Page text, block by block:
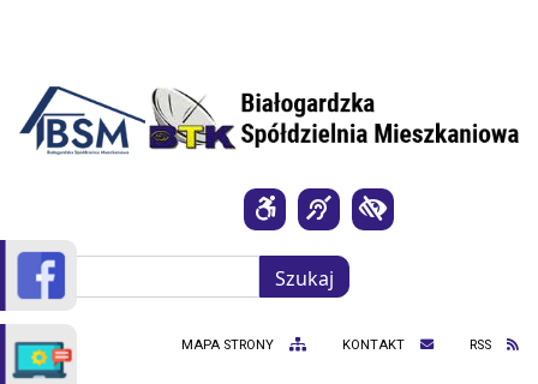
Szukaj
Szukaj
MAPA STRONY KONTAKT RSS